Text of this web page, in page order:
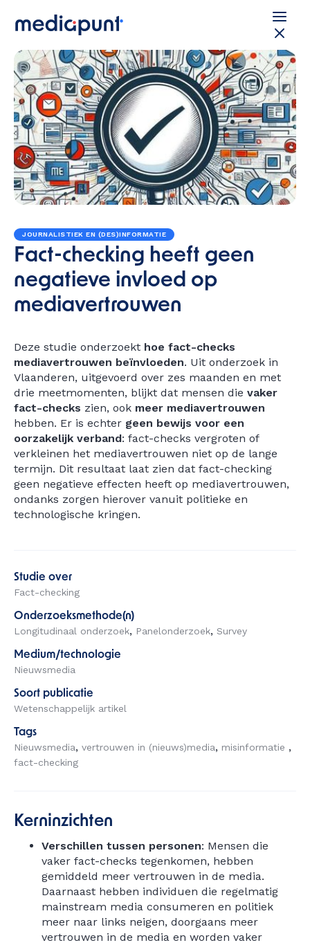
JOURNALISTIEK EN (DES)INFORMATIE
Fact-checking heeft geen
negatieve invloed op
mediavertrouwen
Deze studie onderzoekt hoe fact-checks
mediavertrouwen beïnvloeden. Uit onderzoek in
Vlaanderen, uitgevoerd over zes maanden en met
drie meetmomenten, blijkt dat mensen die vaker
fact-checks zien, ook meer mediavertrouwen
hebben. Er is echter geen bewijs voor een
oorzakelijk verband: fact-checks vergroten of
verkleinen het mediavertrouwen niet op de lange
termijn. Dit resultaat laat zien dat fact-checking
geen negatieve effecten heeft op mediavertrouwen,
ondanks zorgen hierover vanuit politieke en
technologische kringen.
Studie over
Fact-checking
Onderzoeksmethode(n)
Longitudinaal onderzoek
Panelonderzoek Survey
Medium/technologie
Nieuwsmedia
Soort publicatie
Wetenschappelijk artikel
Tags
Nieuwsmedia
vertrouwen in (nieuws)media
misinformatie
fact-checking
Kerninzichten
Verschillen tussen personen: Mensen die
vaker fact-checks tegenkomen, hebben
gemiddeld meer vertrouwen in de media.
Daarnaast hebben individuen die regelmatig
mainstream media consumeren en politiek
meer naar links neigen, doorgaans meer
vertrouwen in de media en worden vaker